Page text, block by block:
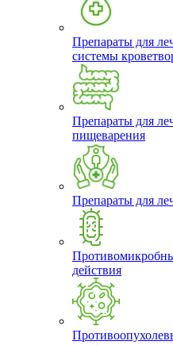
Препараты для
системы
Препараты для
пищеварения
Препараты для
действия